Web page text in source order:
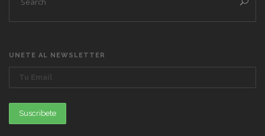
UNETE AL NEWSLETTER